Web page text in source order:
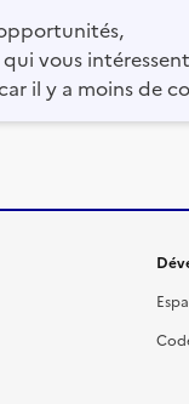
qui vous
il y a moins de
site